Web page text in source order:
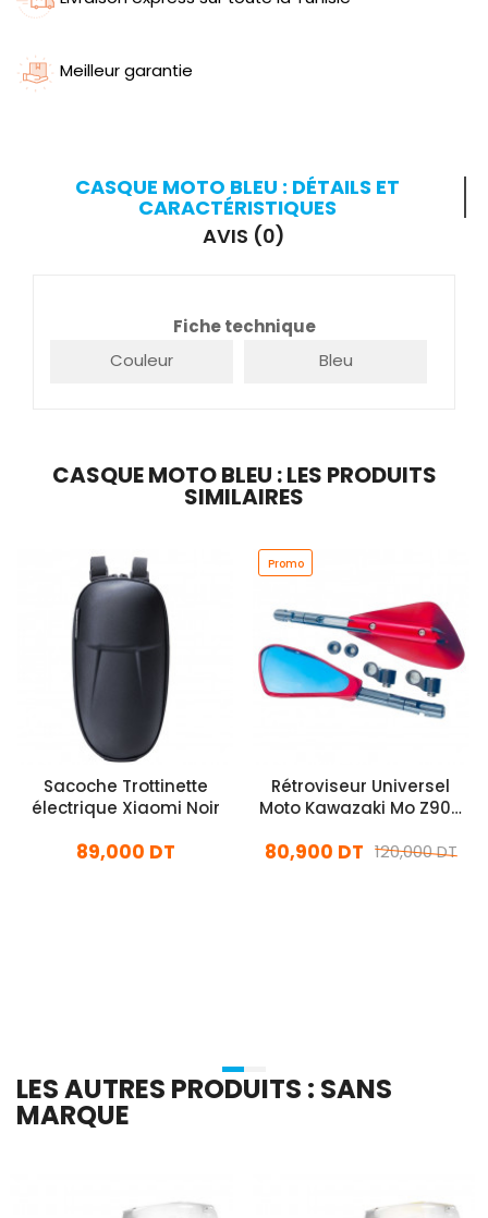
Meilleur garantie
CASQUE MOTO BLEU : DÉTAILS ET
CARACTÉRISTIQUES
AVIS (0)
Fiche technique
Couleur
Bleu
CASQUE MOTO BLEU : LES PRODUITS
SIMILAIRES
Sacoche Trottinette
électrique Xiaomi Noir
89,000 DT
Promo
Rétroviseur Universel
Moto Kawazaki Mo Z900
120,000 DT
80,900 DT
LES AUTRES PRODUITS : SANS
MARQUE